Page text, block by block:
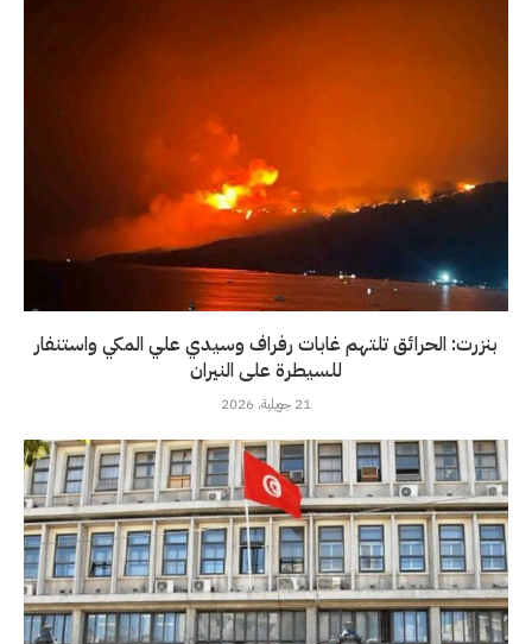
بنزرت: الحرائق تلتهم غابات رفراف وسيدي علي المكي واستنفار
للسيطرة على النيران
21 جويلية، 2026